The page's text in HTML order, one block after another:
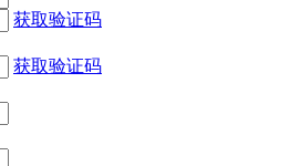
获取验证码
获取验证码